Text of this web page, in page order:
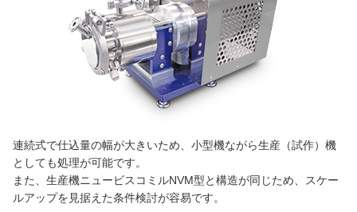
連続式で仕込量の幅が大きいため、小型機ながら生産（試作）機
としても処理が可能です。
また、生産機ニュービスコミルNVM型と構造が同じため、スケー
ルアップを見据えた条件検討が容易です。